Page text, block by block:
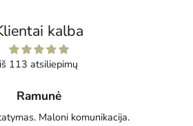
kalba
iš 113 atsiliepimų
Ramunė
Maloni komunikacija.